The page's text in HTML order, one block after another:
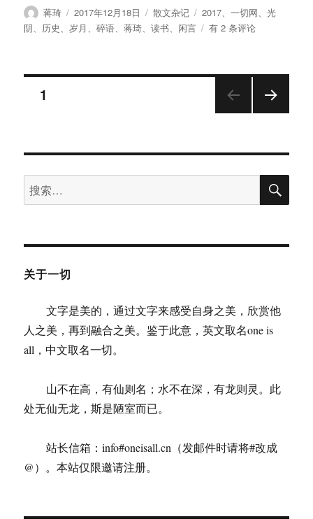
作
者
蒋琦
发
布
2017年12月18日
分
类
散文杂记
标
签
2017、一切网、光
阴、 历史、岁月 、碎语、蒋琦、读书、 闲言
蒋
言
之
有 2 条评论
文
分
页
1
搜
索：
搜
关于一切
文字是美的，通过文字来感受自身之美，欣赏他
人之美，再到融合之美。鉴于此意，英文取名one is
all，中文取名一切。
山不在高，有仙则名；水不在深，有龙则灵。此
处无仙无龙，斯是陋室而已。
站长信箱：info#oneisall.cn（发邮件时请将#改成
@）。本站仅限邀请注册。